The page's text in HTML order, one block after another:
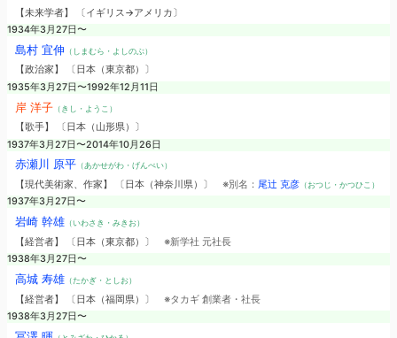
【未来学者】 〔イギリス→アメリカ〕
1934年3月27日〜
島村 宜伸 （しまむら・よしのぶ）
【政治家】 〔日本（東京都）〕
1935年3月27日〜1992年12月11日
岸 洋子（きし・ようこ）
【歌手】 〔日本（山形県）〕
1937年3月27日〜2014年10月26日
赤瀬川 原平（あかせがわ・げんぺい）
【現代美術家、作家】 〔日本（神奈川県）〕 ※別名： 尾辻 克彦（おつじ・かつひこ）
1937年3月27日〜
岩崎 幹雄（いわさき・みきお）
【経営者】 〔日本（東京都）〕 ※新学社 元社長
1938年3月27日〜
高城 寿雄（たかぎ・としお）
【経営者】 〔日本（福岡県）〕 ※タカギ 創業者・社長
1938年3月27日〜